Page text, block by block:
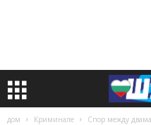
дом Криминале Спор между